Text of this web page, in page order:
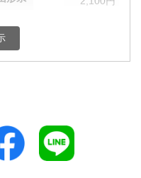
城県
馬県 1,870円
富山県